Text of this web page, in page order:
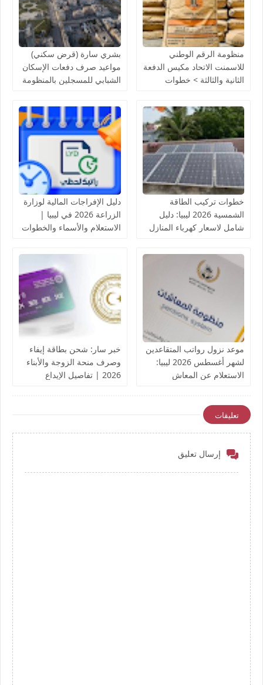
منظومة الرقم الوطني
للاسمنت الاتحاد مكيس الدفعة
الثانية والثالثة > خطوات
المقبولين
بشري سارة (قرض سكني)
مواعيد صرف دفعات الإسكان
الشبابي للمسجلين بالمنظومة
خطوات تركيب الطاقة
الشمسية 2026 ليبيا: دليل
شامل لاسعار كهرباء المنازل
دليل الإفراجات المالية لوزارة
الزراعة 2026 في ليبيا |
الاستعلام والأسماء والخطوات
موعد نزول رواتب المتقاعدين
لشهر أغسطس 2026 ليبيا:
الاستعلام عن المعاش
خبر سار: شحن بطاقة إيفاء
وصرف منحة الزوجة والأبناء
2026 | تفاصيل الإيداع
تعليقات
إرسال تعليق